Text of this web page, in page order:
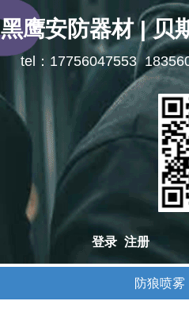
防狼喷雾
黑鹰安防器材 | 贝
登录 注册
tel：17756047553